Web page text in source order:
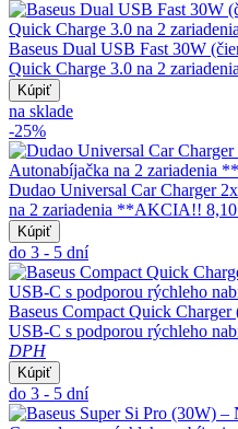
Baseus Dual USB Fast 30W
Quick Charge 3.0 na 2 zariadenia
Kúpiť
na sklade
-25%
Dudao Universal Car Charger
na 2 zariadenia **AKCIA!!
Kúpiť
do 3 - 5 dní
Baseus Compact Quick
USB-C s podporou rýchleho
DPH
Kúpiť
do 3 - 5 dní